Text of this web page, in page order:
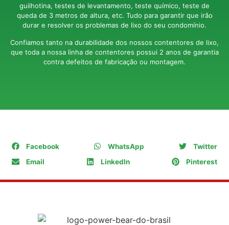
guilhotina, testes de levantamento, teste químico, teste de
queda de 3 metros de altura, etc. Tudo para garantir que irão
durar e resolver os problemas de lixo do seu condomínio.
Confiamos tanto na durabilidade dos nossos contentores de lixo,
que toda a nossa linha de contentores possui 2 anos de garantia
contra defeitos de fabricação ou montagem.
Facebook WhatsApp
Twitter
Email
LinkedIn Pinterest